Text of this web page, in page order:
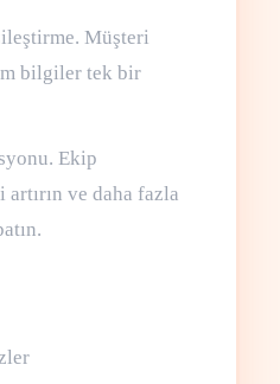
Müşteri
bilgiler tek bir
Ekip
ve daha fazla